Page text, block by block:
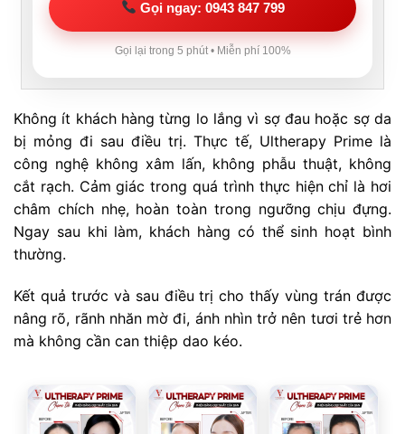
Gọi ngay: 0943 847 799
Gọi lại trong 5 phút • Miễn phí 100%
Không ít khách hàng từng lo lắng vì sợ đau hoặc sợ da
bị mỏng đi sau điều trị. Thực tế, Ultherapy Prime là
công nghệ không xâm lấn, không phẫu thuật, không
cắt rạch. Cảm giác trong quá trình thực hiện chỉ là hơi
châm chích nhẹ, hoàn toàn trong ngưỡng chịu đựng.
Ngay sau khi làm, khách hàng có thể sinh hoạt bình
thường.
Kết quả trước và sau điều trị cho thấy vùng trán được
nâng rõ, rãnh nhăn mờ đi, ánh nhìn trở nên tươi trẻ hơn
mà không cần can thiệp dao kéo.